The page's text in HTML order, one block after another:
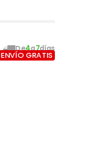
De4a7días
ENVÍO GRATIS